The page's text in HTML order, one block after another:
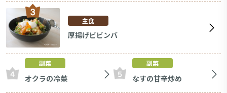
主食
厚揚げビビンバ
副菜
オクラの冷菜
副菜
なすの甘辛炒め